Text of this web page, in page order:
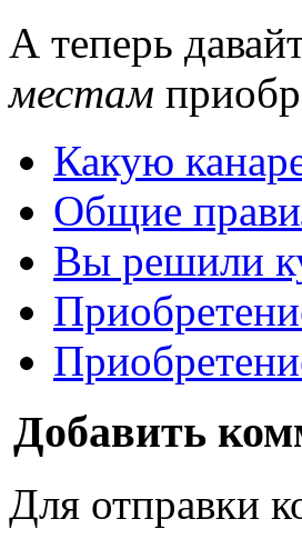
А теперь
местам
Какую
Общие
Вы решили
Добавить
Для отправки